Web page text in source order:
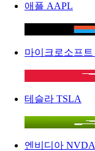
애플 AAPL
마이크로소프트
테슬라 TSLA
엔비디아 NVDA